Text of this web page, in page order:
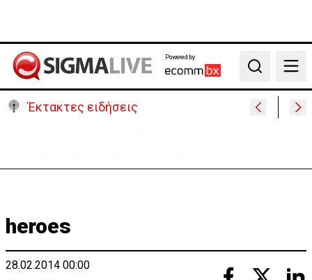
Powered by:
Search
Έκτακτες ειδήσεις
heroes
28.02.2014 00:00